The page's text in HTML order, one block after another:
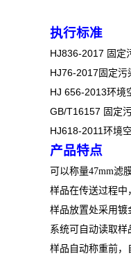
执行标准
HJ836-2017 固定
HJ76-2017固定污
HJ 656-2013环境
GB/T16157 固定
HJ618-2011环境
产品特点
可以称量47mm滤
样品在传送过程中
样品放置处采用镀
系统可自动读取样
样品自动称重前，